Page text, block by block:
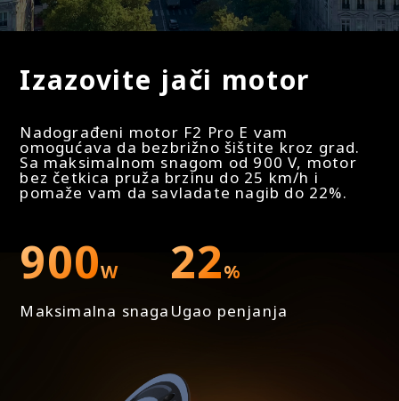
Izazovite jači motor
Nadograđeni motor F2 Pro E vam
omogućava da bezbrižno šištite kroz grad.
Sa maksimalnom snagom od 900 V, motor
bez četkica pruža brzinu do 25 km/h i
pomaže vam da savladate nagib do 22%.
900W
Maksimalna snaga
22%
Ugao penjanja
Prednja (2,1 W visoke snage) i zadnja LED svetla
Ne
Integrisani pokazivači pravca